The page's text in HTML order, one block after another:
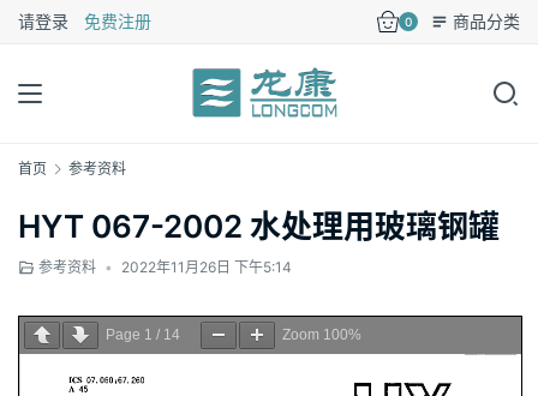
请登录 免费注册 0 商品分类
首页 参考资料
HYT 067-2002 水处理用玻璃钢罐
参考资料 • 2022年11月26日 下午5:14
Page 1 / 14 Zoom 100%